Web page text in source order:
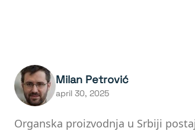
Milan Petrović
april 30, 2025
Organska proizvodnja u Srbiji